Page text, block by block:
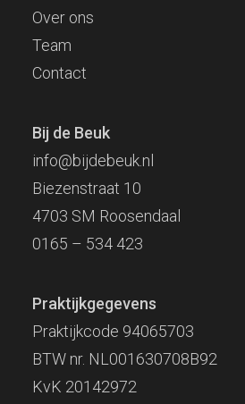
Over ons
Team
Contact
Bij de Beuk
info@bijdebeuk.nl
Biezenstraat 10
4703 SM Roosendaal
0165 – 534 423
Praktijkgegevens
Praktijkcode 94065703
BTW nr. NL001630708B92
KvK 20142972